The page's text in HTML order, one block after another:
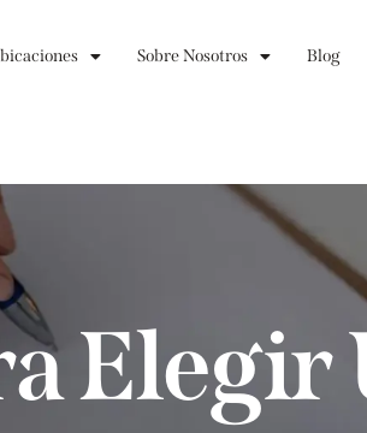
Sobre Nosotros Blog
Elegir